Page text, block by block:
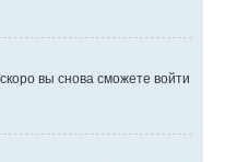
вы снова сможете войти